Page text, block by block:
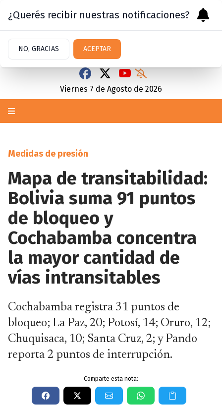
Viernes 7 de Agosto de 2026
Medidas de presión
Mapa de transitabilidad:
Bolivia suma 91 puntos
de bloqueo y
Cochabamba concentra
la mayor cantidad de
vías intransitables
Cochabamba registra 31 puntos de
bloqueo; La Paz, 20; Potosí, 14; Oruro, 12;
Chuquisaca, 10; Santa Cruz, 2; y Pando
reporta 2 puntos de interrupción.
Comparte esta nota:
¿Querés recibir nuestras notificaciones?
NO, GRACIAS ACEPTAR